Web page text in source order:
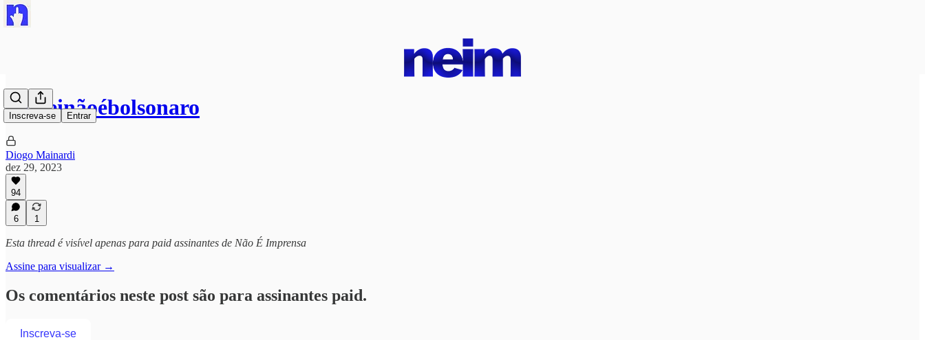
Inscreva-se Entrar
#mileinãoébolsonaro
Diogo Mainardi
dez 29, 2023
94
6 1
Esta thread é visível apenas para paid assinantes de Não É Imprensa
Assine para visualizar →
Os comentários neste post são para assinantes paid.
Inscreva-se